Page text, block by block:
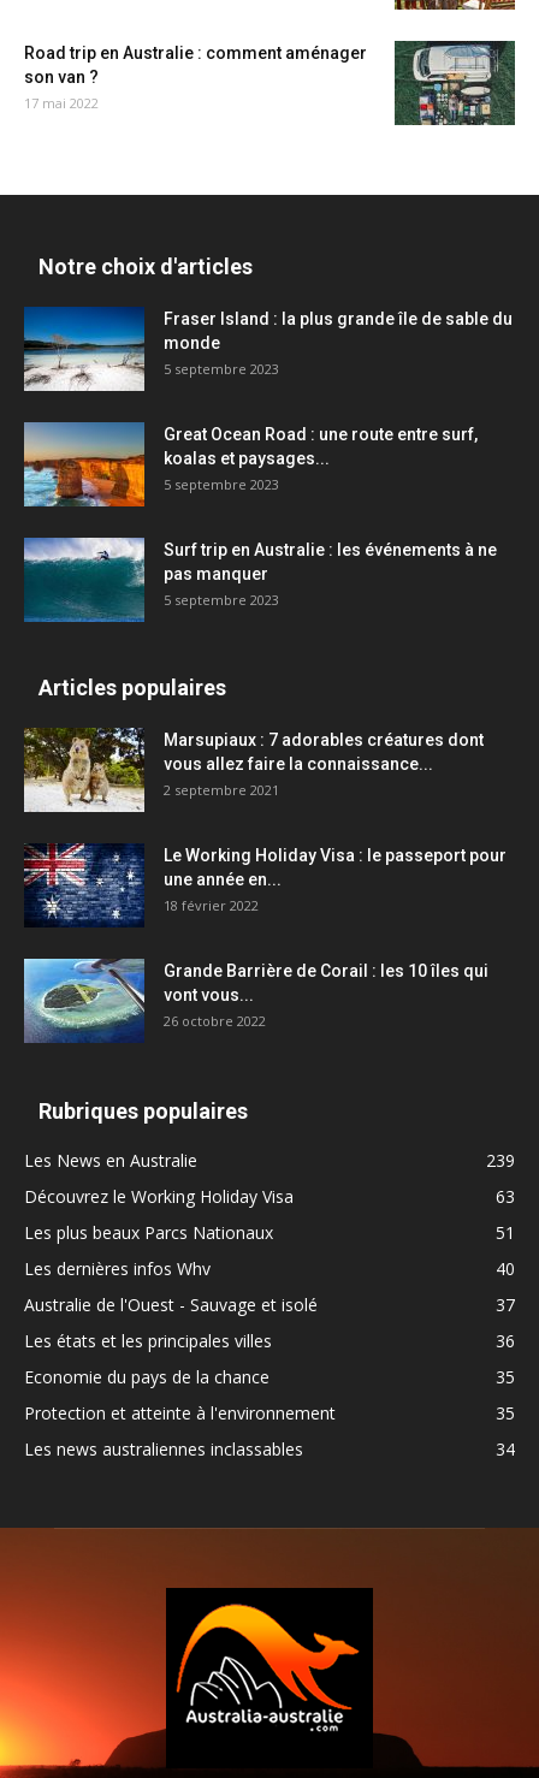
Road trip en Australie : comment aménager
son van ?
17 mai 2022
Notre choix d'articles
Fraser Island : la plus grande île de sable du
monde
5 septembre 2023
Great Ocean Road : une route entre surf,
koalas et paysages...
5 septembre 2023
Surf trip en Australie : les événements à ne
pas manquer
5 septembre 2023
Articles populaires
Marsupiaux : 7 adorables créatures dont
vous allez faire la connaissance...
2 septembre 2021
Le Working Holiday Visa : le passeport pour
une année en...
18 février 2022
Grande Barrière de Corail : les 10 îles qui
vont vous...
26 octobre 2022
Rubriques populaires
Les News en Australie
239
Découvrez le Working Holiday Visa
63
Les plus beaux Parcs Nationaux
51
Les dernières infos Whv
40
Australie de l'Ouest - Sauvage et isolé
37
Les états et les principales villes
36
Economie du pays de la chance
35
Protection et atteinte à l'environnement
35
Les news australiennes inclassables
34